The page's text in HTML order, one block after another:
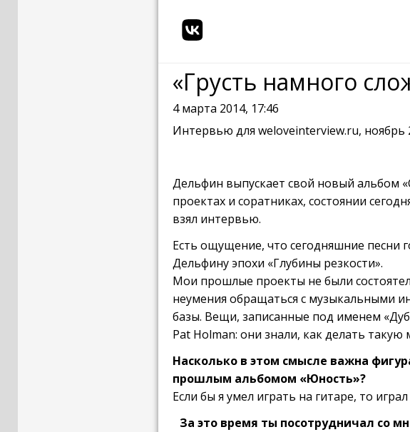
«Грусть намного
4 марта 2014, 17:46
Интервью для weloveinterview.ru, ноябрь
Дельфин выпускает свой новый альбом
проектах и соратниках, состоянии
взял интервью.
Есть ощущение, что сегодняшние песни
Дельфину эпохи «Глубины резкости».
Мои прошлые проекты не были
неумения обращаться с музыкальными
базы. Вещи, записанные под именем
Pat Holman: они знали, как делать такую
Насколько в этом смысле важна
прошлым альбомом «Юность»?
Если бы я умел играть на гитаре, то
За это время ты посотрудничал со